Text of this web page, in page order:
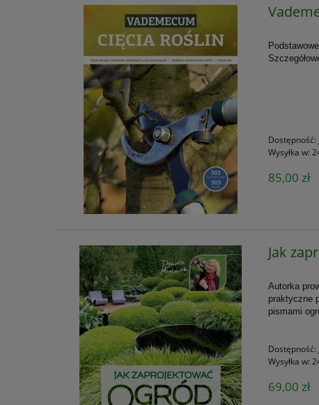
Dostępność:
Wysyłka w:
85,00 zł
Jak
Autorka
praktyczne
pismami
Dostępność:
Wysyłka w:
69,00 zł